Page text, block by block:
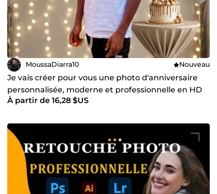
MoussaDiarra10 Nouveau
Je vais créer pour vous une photo d'anniversaire
personnalisée, moderne et professionnelle en HD
À partir de 16,28 $US